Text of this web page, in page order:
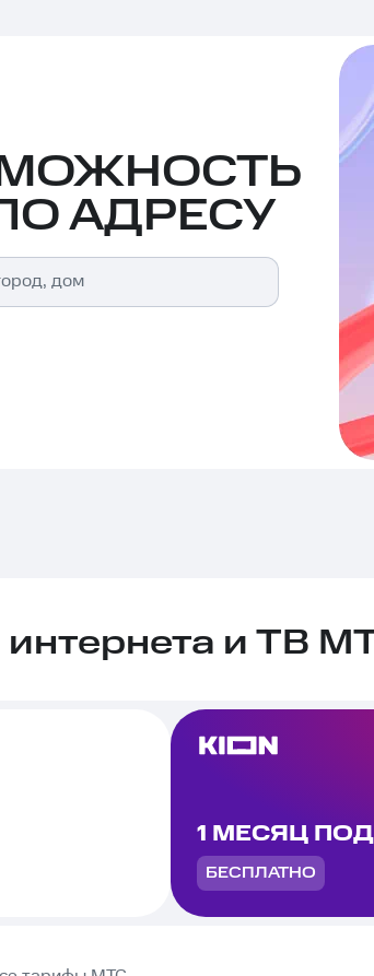
АДРЕСУ
дом
и ТВ
1 МЕСЯЦ
БЕСПЛАТНО